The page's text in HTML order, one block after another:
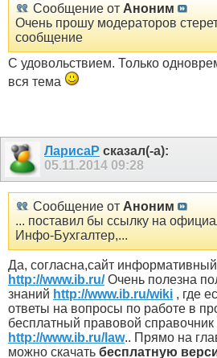
Сообщение от Аноним
Очень прошу модераторов
сообщение
С удовольствием. Только
вся тема
ЛарисаР сказал(-а):
05.11.2014 09:28
Сообщение от Аноним
... поставил бы ссылку на
Инфо-Бухгалтер,...
Да, согласна,сайт
http://www.ib.ru/Очень полезна
знаний http://www.ib.ru/wiki , где
ответы на вопросы по работе в
бесплатный правовой
http://www.ib.ru/law.. Прямо на
можно скачать бесплатную